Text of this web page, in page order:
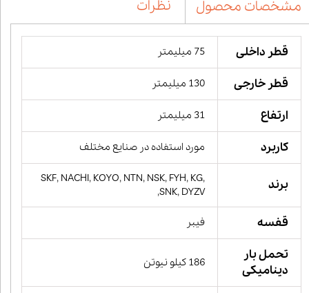
مشخصات محصول نظرات
قطر داخلی 75 میلیمتر
قطر خارجی 130 میلیمتر
ارتفاع 31 میلیمتر
کاربرد مورد استفاده در صنایع مختلف
برند
SKF, NACHI, KOYO, NTN, NSK, FYH, KG,
SNK, DYZV,
قفسه فیبر
تحمل بار
دینامیکی
186 کیلو نیوتن